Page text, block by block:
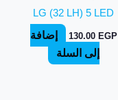
LG (32 LH) 5 LED
130.00 EGP
إضافة
إلى السلة